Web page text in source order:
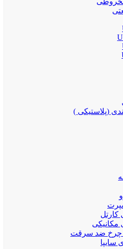
(پلاستیکی )
کارتل
مکانیکی
چرخ ضد سرقت
سایپا